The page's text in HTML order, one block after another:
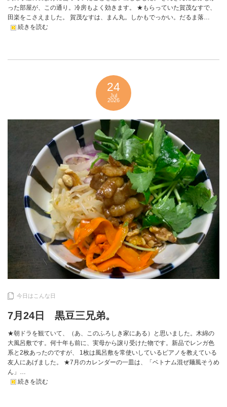
った部屋が、この通り。冷房もよく効きます。 ★もらっていた賀茂なすで、
田楽をこさえました。 賀茂なすは、まん丸。しかもでっかい。だるま落…
続きを読む
24
Jul
2026
今日はこんな日
7月24日 黒豆三兄弟。
★朝ドラを観ていて、（あ、このふろしき家にある）と思いました。木綿の
大風呂敷です。何十年も前に、実母から譲り受けた物です。新品でレンガ色
系と2枚あったのですが、 1枚は風呂敷を常使いしているピアノを教えている
友人にあげました。 ★7月のカレンダーの一皿は、「ベトナム混ぜ麺風そうめ
ん」…
続きを読む